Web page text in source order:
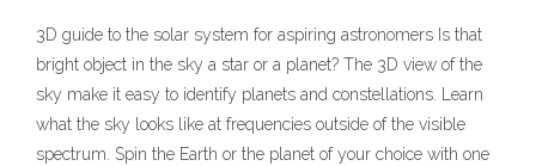
3D guide to the solar system for aspiring astronomers Is that
bright object in the sky a star or a planet? The 3D view of the
sky make it easy to identify planets and constellations. Learn
what the sky looks like at frequencies outside of the visible
spectrum. Spin the Earth or the planet of your choice with one